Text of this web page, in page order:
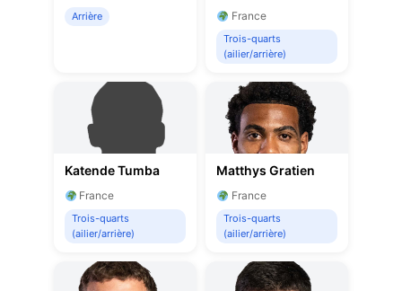
Arrière France
Trois-quarts
(ailier/arrière)
Katende Tumba
France
Trois-quarts
(ailier/arrière)
Matthys Gratien
France
Trois-quarts
(ailier/arrière)